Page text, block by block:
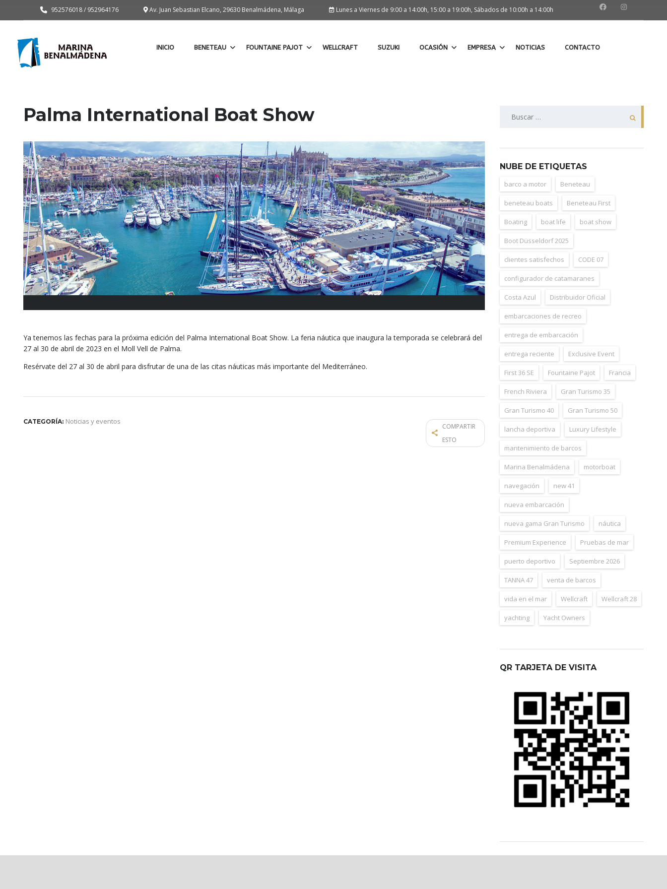
Lunes a Viernes de 9:00 a 14:00h, 15:00 a 19:00h, Sábados de 10:00h a 14:00h
Av. Juan Sebastian Elcano, 29630 Benalmádena, Málaga
952576018 / 952964176
INICIO BENETEAU FOUNTAINE PAJOT WELLCRAFT SUZUKI OCASIÓN EMPRESA NOTICIAS CONTACTO
Palma International Boat Show
Ya tenemos las fechas para la próxima edición del Palma International Boat Show. La feria náutica que inaugura la temporada se celebrará del
27 al 30 de abril de 2023 en el Moll Vell de Palma.
Resérvate del 27 al 30 de abril para disfrutar de una de las citas náuticas más importante del Mediterráneo.
CATEGORÍA: Noticias y eventos
COMPARTIR
ESTO
NUBE DE ETIQUETAS
barco a motor Beneteau
beneteau boats Beneteau First
Boating boat life boat show
Boot Düsseldorf 2025
clientes satisfechos CODE 07
configurador de catamaranes
Costa Azul Distribuidor Oficial
embarcaciones de recreo
entrega de embarcación
entrega reciente Exclusive Event
First 36 SE Fountaine Pajot Francia
French Riviera Gran Turismo 35
Gran Turismo 40 Gran Turismo 50
lancha deportiva Luxury Lifestyle
mantenimiento de barcos
Marina Benalmádena motorboat
navegación new 41
nueva embarcación
nueva gama Gran Turismo náutica
Premium Experience Pruebas de mar
puerto deportivo Septiembre 2026
TANNA 47 venta de barcos
vida en el mar Wellcraft Wellcraft 28
yachting Yacht Owners
QR TARJETA DE VISITA